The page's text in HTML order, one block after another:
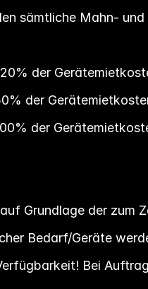
sämtliche Mahn-
der
der
der
Grundlage der zum
Bedarf/Geräte
Bei